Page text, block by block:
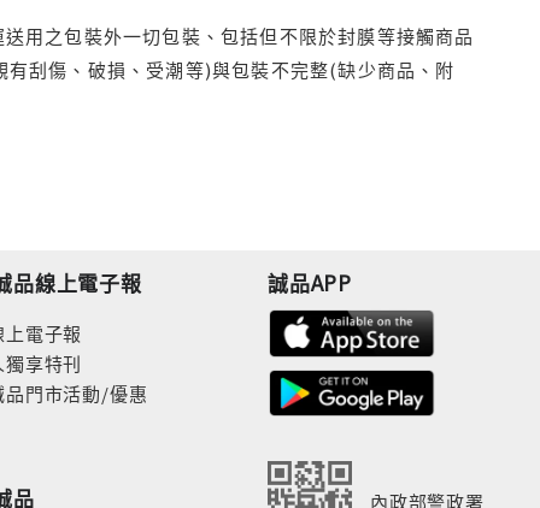
用之包裝外一切包裝、包括但不限於封膜等接觸商品
刮傷、破損、受潮等)與包裝不完整(缺少商品、附
品線上電子報
電子報
享特刊
品門市活動/優惠
品
誠品APP
內政部警政署